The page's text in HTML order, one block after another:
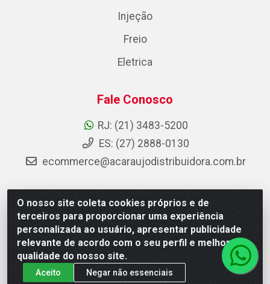
O nosso site coleta cookies próprios e de
terceiros para proporcionar uma experiência
personalizada ao usuário, apresentar publicidade
relevante de acordo com o seu perfil e melhorar a
qualidade do nosso site.
Aceito Negar não essenciais
Injeção
Freio
Eletrica
Fale Conosco
RJ: (21) 3483-5200
ES: (27) 2888-0130
ecommerce@acaraujodistribuidora.com.br
AC Araujo Distribuidora - Rua Carneiro de Campos, 42 -
São Cristóvão, Rio de Janeiro/RJ - CEP 20.920-410 -
CNPJ 08.744.753/0003-85